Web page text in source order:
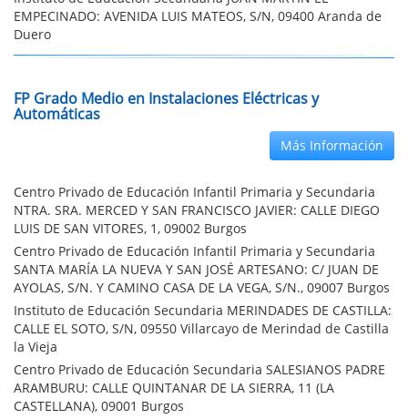
EMPECINADO: AVENIDA LUIS MATEOS, S/N, 09400 Aranda de
Duero
FP Grado Medio en Instalaciones Eléctricas y
Automáticas
Más Información
Centro Privado de Educación Infantil Primaria y Secundaria
NTRA. SRA. MERCED Y SAN FRANCISCO JAVIER: CALLE DIEGO
LUIS DE SAN VITORES, 1, 09002 Burgos
Centro Privado de Educación Infantil Primaria y Secundaria
SANTA MARÍA LA NUEVA Y SAN JOSÉ ARTESANO: C/ JUAN DE
AYOLAS, S/N. Y CAMINO CASA DE LA VEGA, S/N., 09007 Burgos
Instituto de Educación Secundaria MERINDADES DE CASTILLA:
CALLE EL SOTO, S/N, 09550 Villarcayo de Merindad de Castilla
la Vieja
Centro Privado de Educación Secundaria SALESIANOS PADRE
ARAMBURU: CALLE QUINTANAR DE LA SIERRA, 11 (LA
CASTELLANA), 09001 Burgos